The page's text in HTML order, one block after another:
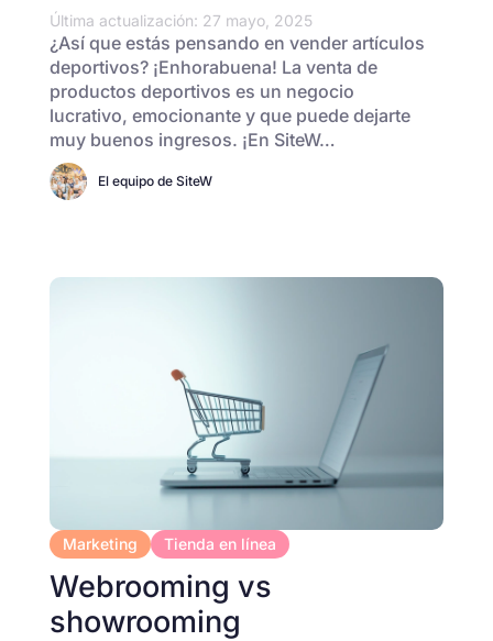
Última actualización: 27 mayo, 2025
¿Así que estás pensando en vender artículos
deportivos? ¡Enhorabuena! La venta de
productos deportivos es un negocio
lucrativo, emocionante y que puede dejarte
muy buenos ingresos. ¡En SiteW…
El equipo de SiteW
Marketing Tienda en línea
Webrooming vs
showrooming